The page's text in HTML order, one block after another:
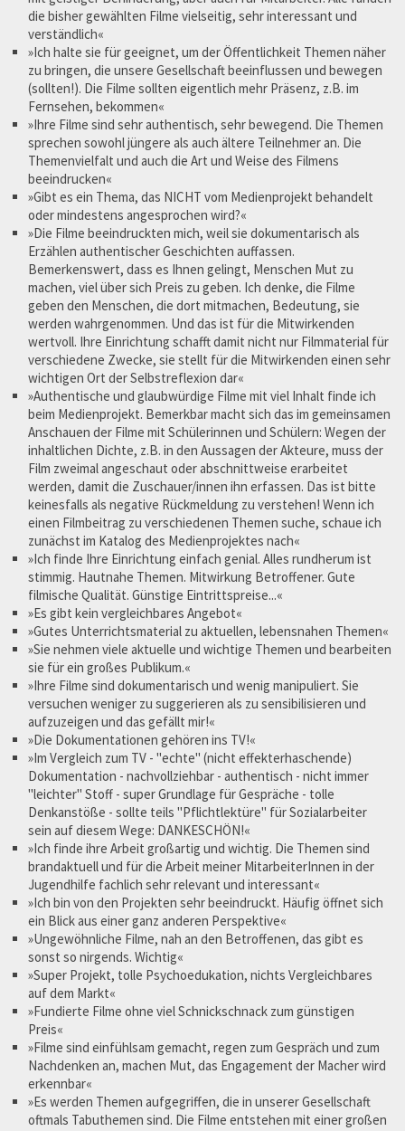
die bisher gewählten Filme vielseitig, sehr interessant und
verständlich«
»Ich halte sie für geeignet, um der Öffentlichkeit Themen näher
zu bringen, die unsere Gesellschaft beeinflussen und bewegen
(sollten!). Die Filme sollten eigentlich mehr Präsenz, z.B. im
Fernsehen, bekommen«
»Ihre Filme sind sehr authentisch, sehr bewegend. Die Themen
sprechen sowohl jüngere als auch ältere Teilnehmer an. Die
Themenvielfalt und auch die Art und Weise des Filmens
beeindrucken«
»Gibt es ein Thema, das NICHT vom Medienprojekt behandelt
oder mindestens angesprochen wird?«
»Die Filme beeindruckten mich, weil sie dokumentarisch als
Erzählen authentischer Geschichten auffassen.
Bemerkenswert, dass es Ihnen gelingt, Menschen Mut zu
machen, viel über sich Preis zu geben. Ich denke, die Filme
geben den Menschen, die dort mitmachen, Bedeutung, sie
werden wahrgenommen. Und das ist für die Mitwirkenden
wertvoll. Ihre Einrichtung schafft damit nicht nur Filmmaterial für
verschiedene Zwecke, sie stellt für die Mitwirkenden einen sehr
wichtigen Ort der Selbstreflexion dar«
»Authentische und glaubwürdige Filme mit viel Inhalt finde ich
beim Medienprojekt. Bemerkbar macht sich das im gemeinsamen
Anschauen der Filme mit Schülerinnen und Schülern: Wegen der
inhaltlichen Dichte, z.B. in den Aussagen der Akteure, muss der
Film zweimal angeschaut oder abschnittweise erarbeitet
werden, damit die Zuschauer/innen ihn erfassen. Das ist bitte
keinesfalls als negative Rückmeldung zu verstehen! Wenn ich
einen Filmbeitrag zu verschiedenen Themen suche, schaue ich
zunächst im Katalog des Medienprojektes nach«
»Ich finde Ihre Einrichtung einfach genial. Alles rundherum ist
stimmig. Hautnahe Themen. Mitwirkung Betroffener. Gute
filmische Qualität. Günstige Eintrittspreise...«
»Es gibt kein vergleichbares Angebot«
»Gutes Unterrichtsmaterial zu aktuellen, lebensnahen Themen«
»Sie nehmen viele aktuelle und wichtige Themen und bearbeiten
sie für ein großes Publikum.«
»Ihre Filme sind dokumentarisch und wenig manipuliert. Sie
versuchen weniger zu suggerieren als zu sensibilisieren und
aufzuzeigen und das gefällt mir!«
»Die Dokumentationen gehören ins TV!«
»Im Vergleich zum TV - "echte" (nicht effekterhaschende)
Dokumentation - nachvollziehbar - authentisch - nicht immer
"leichter" Stoff - super Grundlage für Gespräche - tolle
Denkanstöße - sollte teils "Pflichtlektüre" für Sozialarbeiter
sein auf diesem Wege: DANKESCHÖN!«
»Ich finde ihre Arbeit großartig und wichtig. Die Themen sind
brandaktuell und für die Arbeit meiner MitarbeiterInnen in der
Jugendhilfe fachlich sehr relevant und interessant«
»Ich bin von den Projekten sehr beeindruckt. Häufig öffnet sich
ein Blick aus einer ganz anderen Perspektive«
»Ungewöhnliche Filme, nah an den Betroffenen, das gibt es
sonst so nirgends. Wichtig«
»Super Projekt, tolle Psychoedukation, nichts Vergleichbares
auf dem Markt«
»Fundierte Filme ohne viel Schnickschnack zum günstigen
Preis«
»Filme sind einfühlsam gemacht, regen zum Gespräch und zum
Nachdenken an, machen Mut, das Engagement der Macher wird
erkennbar«
»Es werden Themen aufgegriffen, die in unserer Gesellschaft
oftmals Tabuthemen sind. Die Filme entstehen mit einer großen